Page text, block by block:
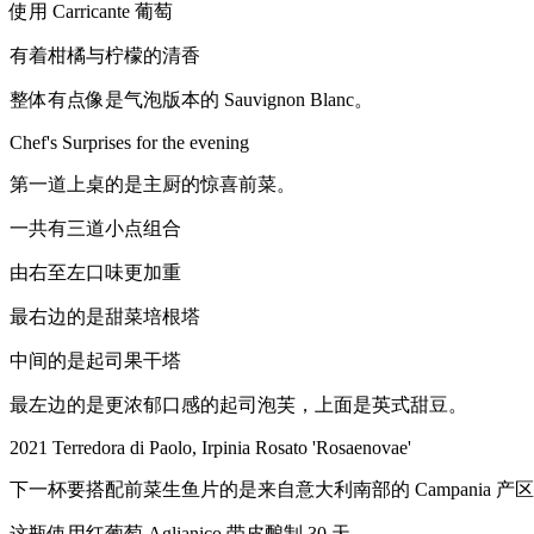
使用 Carricante 葡萄
有着柑橘与柠檬的清香
整体有点像是气泡版本的 Sauvignon Blanc。
Chef's Surprises for the evening
第一道上桌的是主厨的惊喜前菜。
一共有三道小点组合
由右至左口味更加重
最右边的是甜菜培根塔
中间的是起司果干塔
最左边的是更浓郁口感的起司泡芙，上面是英式甜豆。
2021 Terredora di Paolo, Irpinia Rosato 'Rosaenovae'
下一杯要搭配前菜生鱼片的是来自意大利南部的 Campania 产